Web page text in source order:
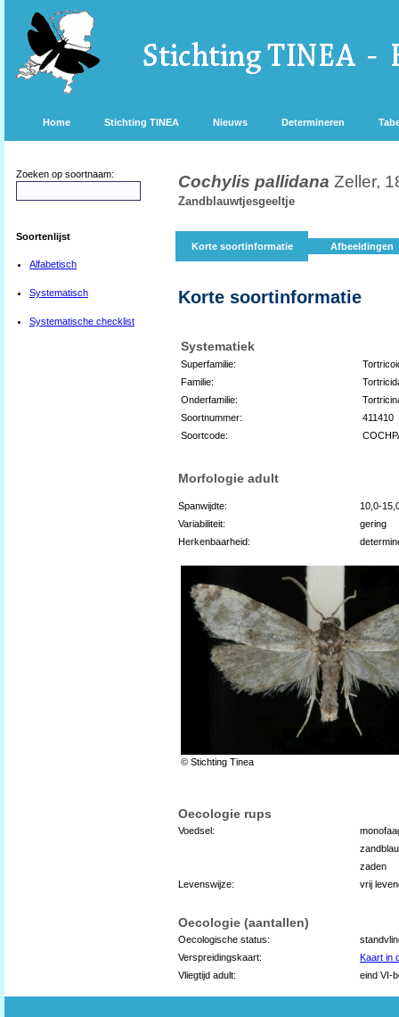
Home Stichting TINEA Nieuws Determineren
Zoeken op soortnaam:
Soortenlijst
Alfabetisch
Systematisch
Systematische checklist
Cochylis pallidana Zeller,
Zandblauwtjesgeeltje
Korte soortinformatie Afbeeldingen
Korte soortinformatie
Systematiek
Superfamilie:
Familie:
Onderfamilie:
Soortnummer:
411410
Soortcode:
Morfologie adult
Spanwijdte:
10,0-
Variabiliteit:
gering
Herkenbaarheid:
© Stichting Tinea
Oecologie rups
Voedsel:
zaden
Levenswijze:
vrij
Oecologie (aantallen)
Oecologische status:
Verspreidingskaart:
Kaart in
Vliegtijd adult:
eind VI-